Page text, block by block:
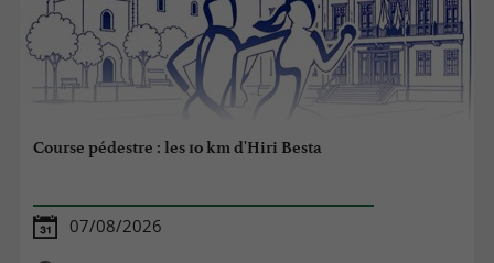
Course pédestre : les 10 km d'Hiri Besta
07/08/2026